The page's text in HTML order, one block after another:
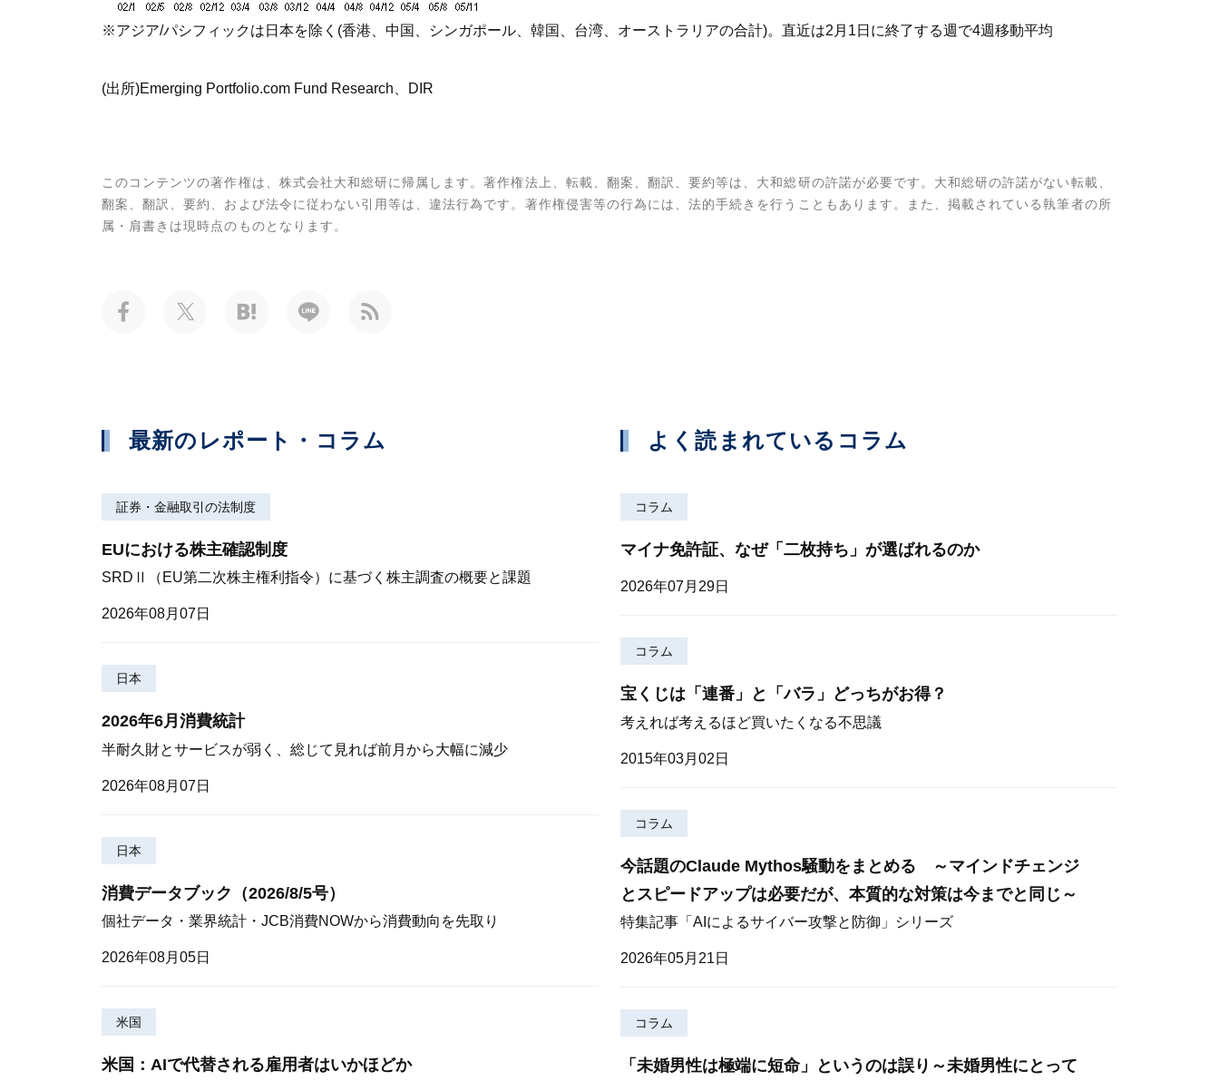
※アジア/パシフィックは日本を除く(香港、中国、シンガポール、韓国、台湾、オーストラリアの合計)。直近は2月1日に終了する週で4週移動平均
(出所)Emerging Portfolio.com Fund Research、DIR
このコンテンツの著作権は、株式会社大和総研に帰属します。著作権法上、転載、翻案、翻訳、要約等は、大和総研の許諾が必要です。大和総研の許諾がない転載、
翻案、翻訳、要約、および法令に従わない引用等は、違法行為です。著作権侵害等の行為には、法的手続きを行うこともあります。また、掲載されている執筆者の所
属・肩書きは現時点のものとなります。
最新のレポート・コラム
証券・金融取引の法制度
EUにおける株主確認制度
SRDⅡ（EU第二次株主権利指令）に基づく株主調査の概要と課題
2026年08月07日
日本
2026年6月消費統計
半耐久財とサービスが弱く、総じて見れば前月から大幅に減少
2026年08月07日
日本
消費データブック（2026/8/5号）
個社データ・業界統計・JCB消費NOWから消費動向を先取り
2026年08月05日
米国
米国：AIで代替される雇用者はいかほどか
よく読まれているコラム
コラム
マイナ免許証、なぜ「二枚持ち」が選ばれるのか
2026年07月29日
コラム
宝くじは「連番」と「バラ」どっちがお得？
考えれば考えるほど買いたくなる不思議
2015年03月02日
コラム
今話題のClaude Mythos騒動をまとめる ～マインドチェンジ
とスピードアップは必要だが、本質的な対策は今までと同じ～
特集記事「AIによるサイバー攻撃と防御」シリーズ
2026年05月21日
コラム
「未婚男性は極端に短命」というのは誤り～未婚男性にとって